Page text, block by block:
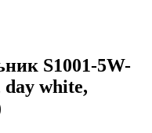
S1001-5W-
day white,